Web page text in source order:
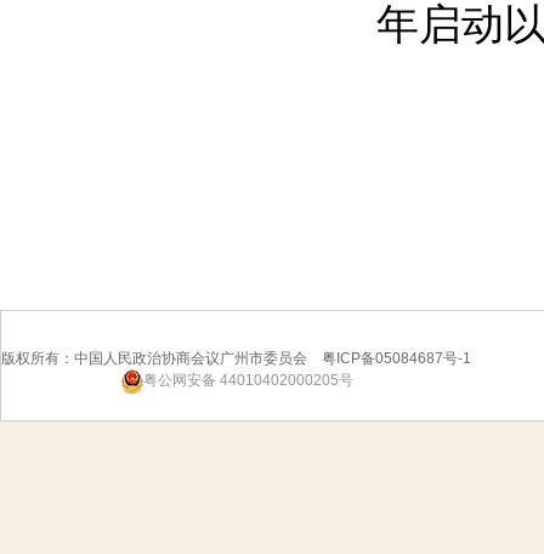
年启动
版权所有：中国人民政治协商会议广州市委员会 粤ICP备05084687号-1
粤公网安备 44010402000205号